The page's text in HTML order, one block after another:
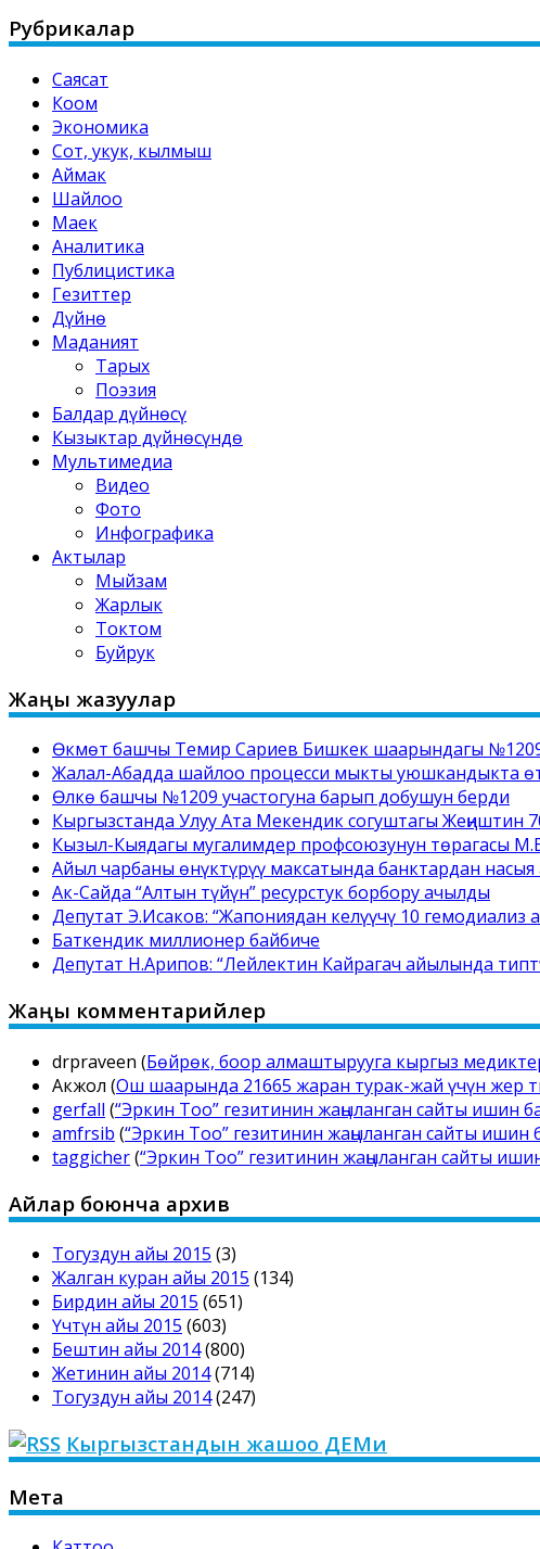
Рубрикалар
Саясат
Коом
Экономика
Сот, укук, кылмыш
Аймак
Шайлоо
Маек
Аналитика
Публицистика
Гезиттер
Дүйнө
Маданият
Тарых
Поэзия
Балдар дүйнөсү
Кызыктар дүйнөсүндө
Мультимедиа
Видео
Фото
Инфографика
Актылар
Мыйзам
Жарлык
Токтом
Буйрук
Жаңы жазуулар
Өкмөт башчы Темир Сариев Бишкек шаарындагы №1209
Жалал-Абадда шайлоо процесси мыкты уюшкандыкта
Өлкө башчы №1209 участогуна барып добушун берди
Кыргызстанда Улуу Ата Мекендик согуштагы
Кызыл-Кыядагы мугалимдер профсоюзунун төрагасы
Айыл чарбаны өнүктүрүү максатында банктардан
Ак-Сайда “Алтын түйүн” ресурстук борбору ачылды
Депутат Э.Исаков: “Жапониядан келүүчү 10 гемодиализ
Баткендик миллионер байбиче
Депутат Н.Арипов: “Лейлектин Кайрагач айылында
Жаңы комментарийлер
drpraveen (Бөйрөк, боор алмаштырууга кыргыз
Акжол (Ош шаарында 21665 жаран турак-жай үчүн жер
gerfall (“Эркин Тоо” гезитинин жаңыланган сайты ишин
amfrsib (“Эркин Тоо” гезитинин жаңыланган сайты
taggicher(“Эркин Тоо” гезитинин жаңыланган сайты
Айлар боюнча архив
Тогуздун айы 2015 (3)
Жалган куран айы 2015 (134)
Бирдин айы 2015 (651)
Үчтүн айы 2015 (603)
Бештин айы 2014(800)
Жетинин айы 2014(714)
Тогуздун айы 2014(247)
Кыргызстандын жашоо ДЕМи
Мета